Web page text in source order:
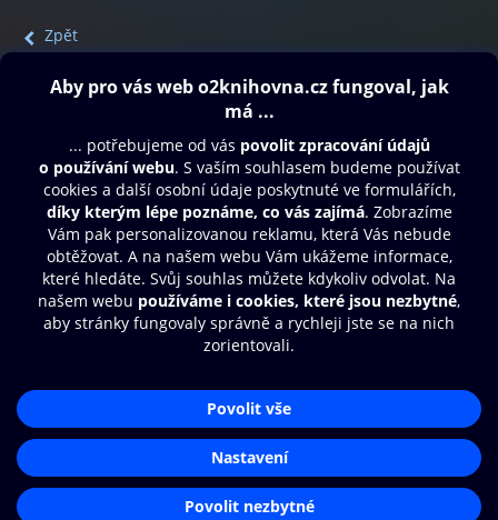
Zpět
Obsah ke stažení
Moje O2 Knihovna
Další zábava
© O2 Czech Republic a.s.
Přístupnost
Zásady zpracování osobních údajů
Nastavení cookies
Aplikace O2 Knihovna
Čti a poslouchej své e-knihy a
audioknihy rychleji a pohodlněji.